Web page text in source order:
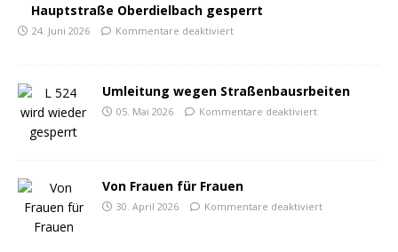
Hauptstraße Oberdielbach gesperrt
24. Juni 2026 Kommentare deaktiviert
Umleitung wegen Straßenbausrbeiten
05. Mai 2026 Kommentare deaktiviert
Von Frauen für Frauen
30. April 2026 Kommentare deaktiviert